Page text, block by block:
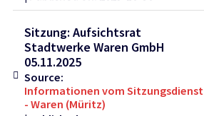
Sitzung: Aufsichtsrat
Stadtwerke Waren GmbH
05.11.2025
Source:
Informationen vom Sitzungsdienst
- Waren (Müritz)